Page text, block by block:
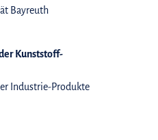
Bayreuth
Kunststoff-
Industrie-Produkte